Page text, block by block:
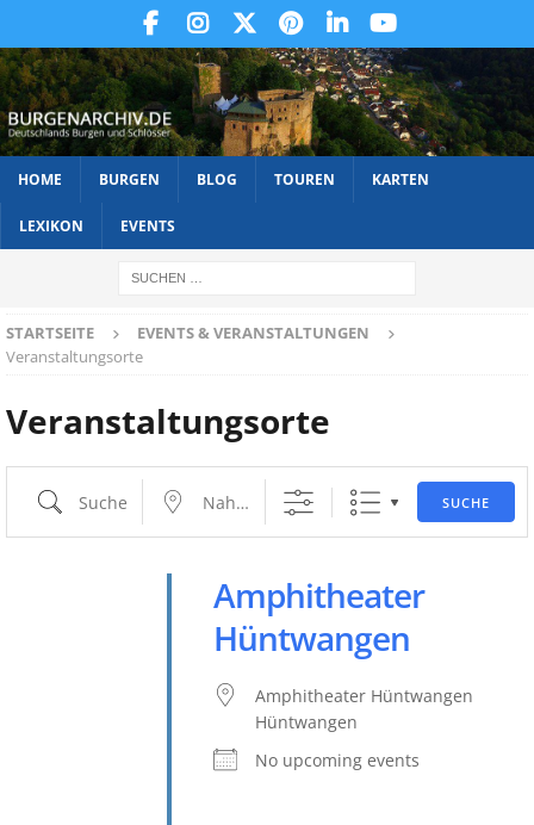
HOME BURGEN BLOG TOUREN KARTEN
LEXIKON EVENTS
STARTSEITE
EVENTS & VERANSTALTUNGEN
Veranstaltungsorte
Veranstaltungsorte
SUCHE
Amphitheater
Hüntwangen
Amphitheater Hüntwangen
Hüntwangen
No upcoming events